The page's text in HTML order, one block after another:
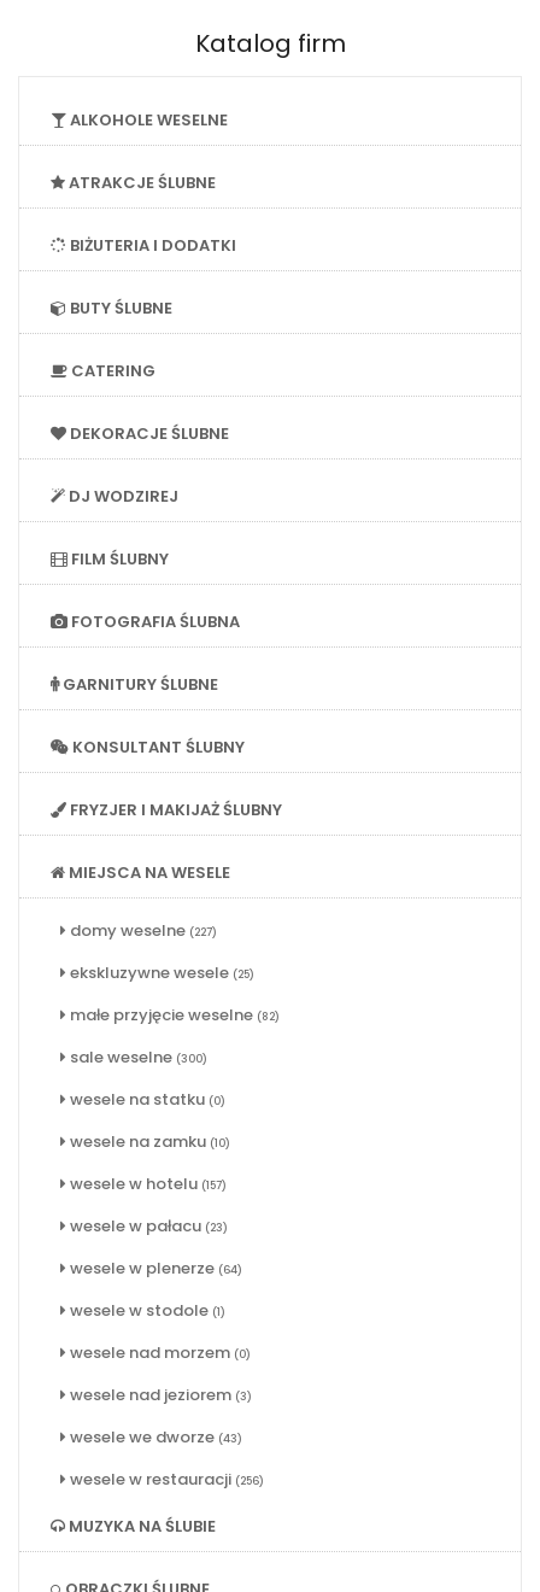
Katalog firm
ALKOHOLE WESELNE
ATRAKCJE ŚLUBNE
BIŻUTERIA I DODATKI
BUTY ŚLUBNE
CATERING
DEKORACJE ŚLUBNE
DJ WODZIREJ
FILM ŚLUBNY
FOTOGRAFIA ŚLUBNA
GARNITURY ŚLUBNE
KONSULTANT ŚLUBNY
FRYZJER I MAKIJAŻ ŚLUBNY
MIEJSCA NA WESELE
domy weselne (227)
ekskluzywne wesele (25)
małe przyjęcie weselne (82)
sale weselne (300)
wesele na statku (0)
wesele na zamku (10)
wesele w hotelu (157)
wesele w pałacu (23)
wesele w plenerze (64)
wesele w stodole (1)
wesele nad morzem (0)
wesele nad jeziorem (3)
wesele we dworze (43)
wesele w restauracji (256)
MUZYKA NA ŚLUBIE